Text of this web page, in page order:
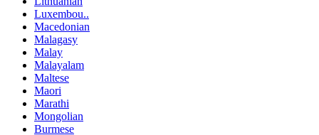
Luxembou..
Macedonian
Malagasy
Malay
Malayalam
Maltese
Maori
Marathi
Mongolian
Burmese